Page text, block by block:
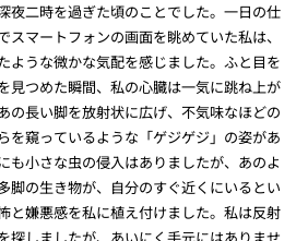
夜二時を過ぎた頃のことでした。一日の仕
スマートフォンの画面を眺めていた私は、
ような微かな気配を感じました。ふと目を
見つめた瞬間、私の心臓は一気に跳ね上が
の長い脚を放射状に広げ、不気味なほどの
を窺っているような「ゲジゲジ」の姿があ
も小さな虫の侵入はありましたが、あのよ
脚の生き物が、自分のすぐ近くにいるとい
と嫌悪感を私に植え付けました。私は反射